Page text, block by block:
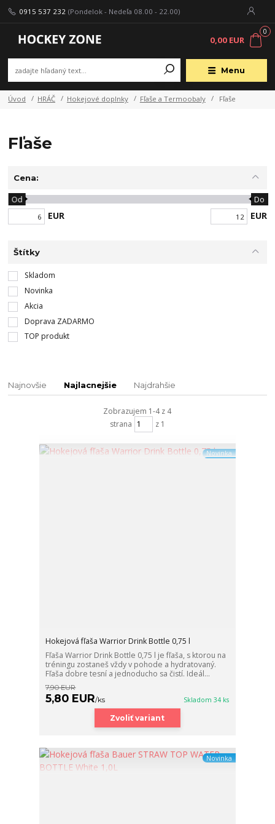
Menu
0915 537 232 (Pondelok - Nedeľa 08.00 - 22.00)
0
0,00 EUR
Úvod HRÁČ Hokejové doplnky Fľaše a Termoobaly Fľaše
Fľaše
Cena:
EUR
Od Do
EUR
Štítky
Skladom
Novinka
Akcia
Doprava ZADARMO
TOP produkt
Najnovšie Najlacnejšie Najdrahšie
Zobrazujem 1-4 z 4
strana
z 1
Novinka
Hokejová fľaša Warrior Drink Bottle 0,75 l
Fľaša Warrior Drink Bottle 0,75 l je fľaša, s ktorou na
tréningu zostaneš vždy v pohode a hydratovaný.
Fľaša dobre tesní a jednoducho sa čistí. Ideál...
7,90 EUR
5,80 EUR/ks Skladom 34 ks
Zvoliť variant
Novinka